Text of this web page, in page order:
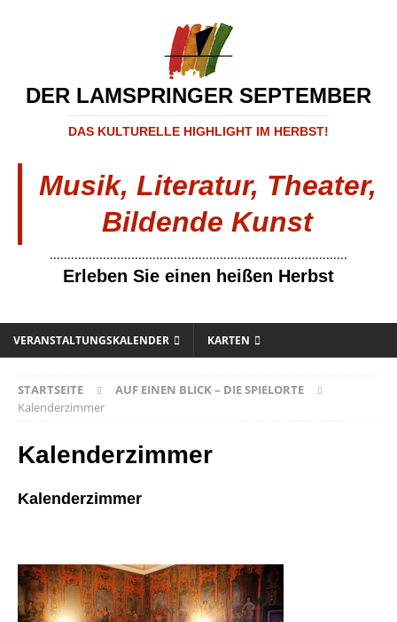
DER LAMSPRINGER SEPTEMBER
DAS KULTURELLE HIGHLIGHT IM HERBST!
Musik, Literatur, Theater,
Bildende Kunst
....................................................................................
Erleben Sie einen heißen Herbst
VERANSTALTUNGSKALENDER KARTEN
STARTSEITE
AUF EINEN BLICK – DIE SPIELORTE
Kalenderzimmer
Kalenderzimmer
Kalenderzimmer